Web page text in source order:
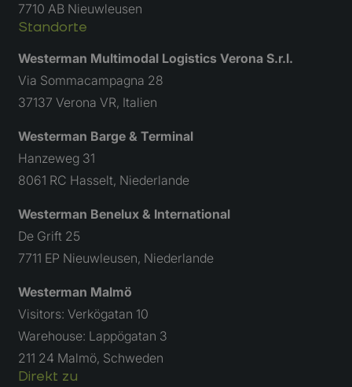
Fordere ein Angebot an
Bewirb dich jetzt
7710 AB Nieuwleusen
Standorte
Westerman Multimodal Logistics Verona S.r.l.
Via Sommacampagna 28
37137 Verona VR, Italien
Westerman Barge & Terminal
Hanzeweg 31
8061 RC Hasselt, Niederlande
Westerman Benelux & International
De Grift 25
7711 EP Nieuwleusen, Niederlande
Westerman Malmö
Visitors: Verkögatan 10
Warehouse: Lappögatan 3
211 24 Malmö, Schweden
Direkt zu